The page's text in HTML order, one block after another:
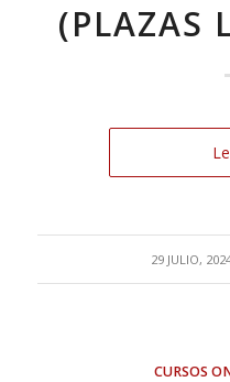
(PLAZAS
29 JULIO,
/
CURSOS